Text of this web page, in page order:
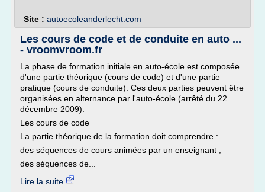
Site : autoecoleanderlecht.com
Les cours de code et de conduite en auto ...
- vroomvroom.fr
La phase de formation initiale en auto-école est composée
d'une partie théorique (cours de code) et d'une partie
pratique (cours de conduite). Ces deux parties peuvent être
organisées en alternance par l'auto-école (arrêté du 22
décembre 2009).
Les cours de code
La partie théorique de la formation doit comprendre :
des séquences de cours animées par un enseignant ;
des séquences de...
Lire la suite